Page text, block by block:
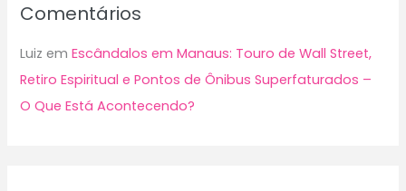
Comentários
Luiz emEscândalos em Manaus: Touro de Wall Street,
Retiro Espiritual e Pontos de Ônibus Superfaturados –
O Que Está Acontecendo?